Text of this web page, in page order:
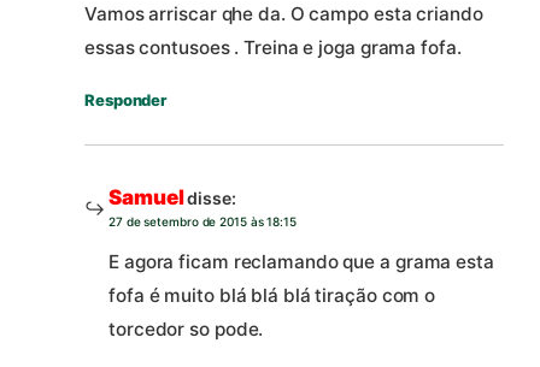
Vamos arriscar qhe da. O campo esta criando
essas contusoes . Treina e joga grama fofa.
Responder
Samueldisse:
27 de setembro de 2015 às 18:15
E agora ficam reclamando que a grama esta
fofa é muito blá blá blá tiração com o
torcedor so pode.